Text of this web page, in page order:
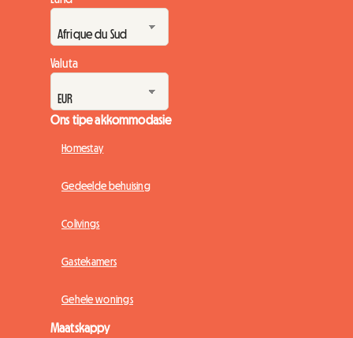
Valuta
Ons tipe akkommodasie
Homestay
Gedeelde behuising
Colivings
Gastekamers
Gehele wonings
Maatskappy